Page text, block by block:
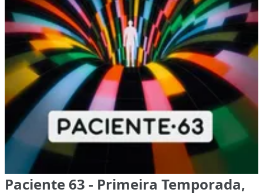
Paciente 63 - Primeira Temporada,